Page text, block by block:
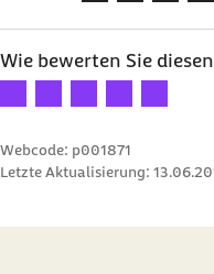
Wie bewerten Sie
Ihre Bewertung: 1 Stern
Ihre Bewertung: 2
Ihre Bewertung: 3
Ihre Ihre
Webcode: p001871
Letzte Aktualisierung: